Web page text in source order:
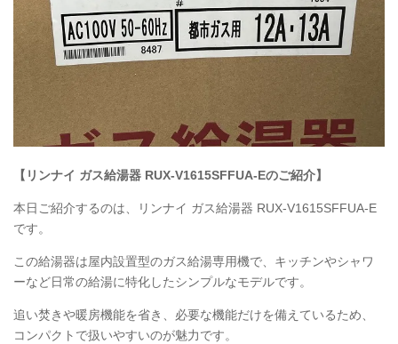
【リンナイ ガス給湯器 RUX-V1615SFFUA-Eのご紹介】
本日ご紹介するのは、リンナイ ガス給湯器 RUX-V1615SFFUA-E
です。
この給湯器は屋内設置型のガス給湯専用機で、キッチンやシャワ
ーなど日常の給湯に特化したシンプルなモデルです。
追い焚きや暖房機能を省き、必要な機能だけを備えているため、
コンパクトで扱いやすいのが魅力です。